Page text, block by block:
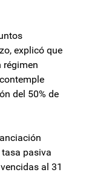
explicó que
régimen
del 50% de
tasa pasiva
al 31